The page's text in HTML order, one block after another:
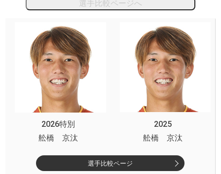
選手比較ページへ
2026特別
2025
舩橋 京汰
舩橋 京汰
選手比較ページ